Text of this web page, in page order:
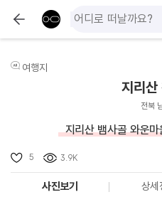
여행지
지리산
전북
지리산 뱀사골 와운
5 3.9K
사진보기 상세